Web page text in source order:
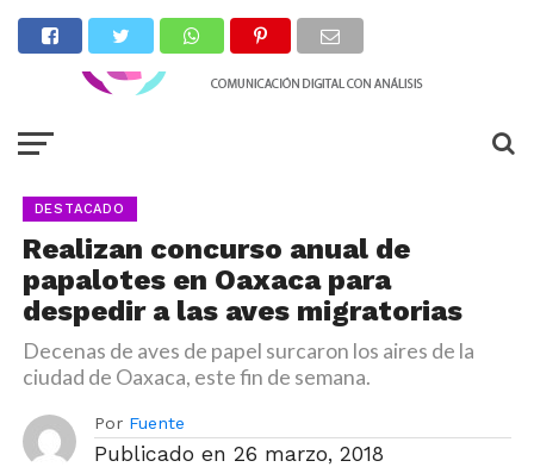
DESTACADO
Realizan concurso anual de
papalotes en Oaxaca para
despedir a las aves migratorias
Decenas de aves de papel surcaron los aires de la
ciudad de Oaxaca, este fin de semana.
Por Fuente
Publicado en 26 marzo, 2018